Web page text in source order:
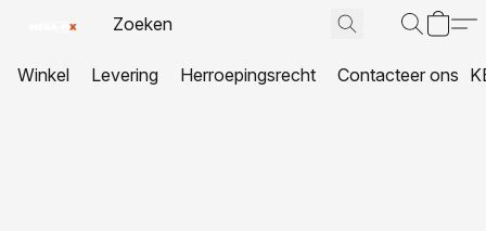
Winkel Levering Herroepingsrecht Contacteer ons